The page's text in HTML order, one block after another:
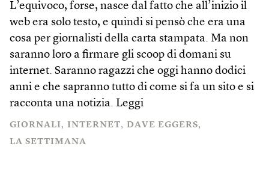
L’equivoco, forse, nasce dal fatto che all’inizio il
web era solo testo, e quindi si pensò che era una
cosa per giornalisti della carta stampata. Ma non
saranno loro a firmare gli scoop di domani su
internet. Saranno ragazzi che oggi hanno dodici
anni e che sapranno tutto di come si fa un sito e si
racconta una notizia. Leggi
GIORNALI INTERNET
DAVE EGGERS
LA SETTIMANA